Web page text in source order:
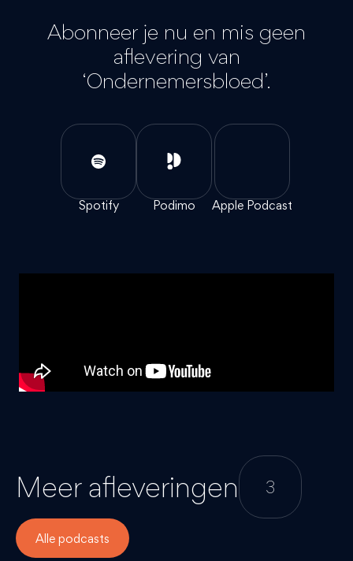
Abonneer je nu en mis geen
aflevering van
‘Ondernemersbloed’.
Spotify Podimo Apple Podcast
Meer afleveringen 3
Alle podcasts